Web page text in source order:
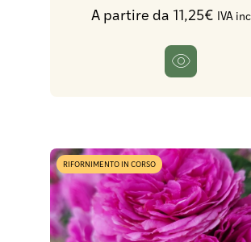
A partire da 11,25€ IVA
RIFORNIMENTO IN CORSO